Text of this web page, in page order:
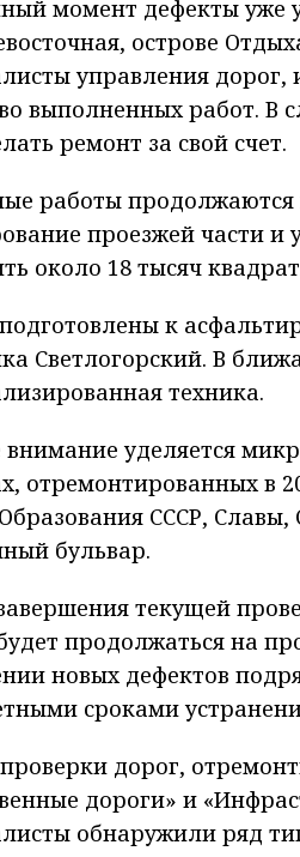
момент дефекты уже
острове
управления дорог,
выполненных работ. В
ремонт за свой счет.
работы продолжаются
проезжей части и
около 18 тысяч
к
Светлогорский. В
техника.
внимание уделяется
отремонтированных в
СССР,
бульвар.
текущей
продолжаться на
новых дефектов
сроками
дорог,
дороги» и
обнаружили ряд